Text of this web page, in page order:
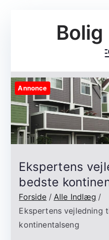
Bolig
Annonce
Ekspertens
bedste
Forside
Alle Indlæg
Ekspertens vejledning
kontinentalseng